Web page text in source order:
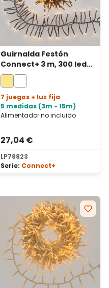
Guirnalda Festón
Connect+ 3 m, 300 led
blanco cálido, cable
verde, prolongable
7 juegos + luz fija
5 medidas (3m - 15m)
Alimentador no incluido
27,04 €
LP78823
Serie: Connect+